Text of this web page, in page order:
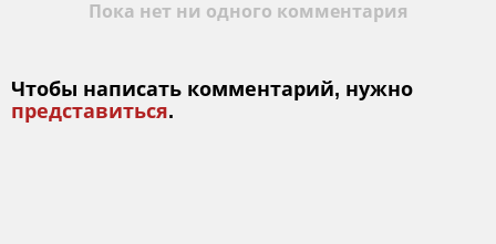
Пока нет ни одного комментария
Чтобы написать комментарий, нужно
представиться.